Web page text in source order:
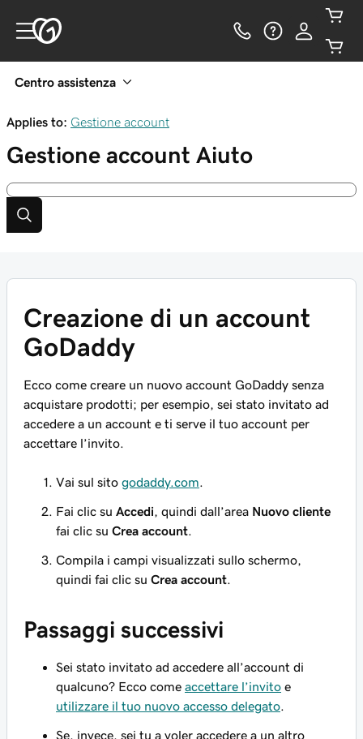
Centro assistenza
Applies to: Gestione account
Gestione account Aiuto
Creazione di un account
GoDaddy
Ecco come creare un nuovo account GoDaddy senza
acquistare prodotti; per esempio, sei stato invitato ad
accedere a un account e ti serve il tuo account per
accettare l’invito.
Vai sul sito godaddy.com
Fai clic su Accedi , quindi dall’area Nuovo cliente
fai clic su Crea account
Compila i campi visualizzati sullo schermo,
quindi fai clic su Crea account
Passaggi successivi
Sei stato invitato ad accedere all’account di
qualcuno? Ecco come accettare l’invito e
utilizzare il tuo nuovo accesso delegato
Se, invece, sei tu a voler accedere a un altro